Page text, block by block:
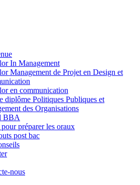
In Management
Management de Projet en Design et
en communication
diplôme Politiques Publiques et
des Organisations
BBA
préparer les oraux
post bac
nous